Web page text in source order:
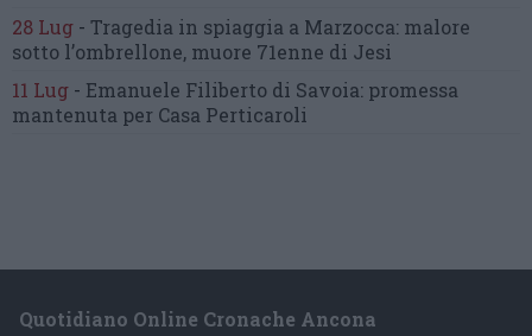
28 Lug - Tragedia in spiaggia a Marzocca: malore
sotto l’ombrellone, muore 71enne di Jesi
11 Lug - Emanuele Filiberto di Savoia: promessa
mantenuta per Casa Perticaroli
Quotidiano Online Cronache Ancona